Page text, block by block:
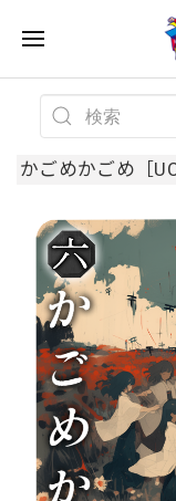
かごめかごめ［